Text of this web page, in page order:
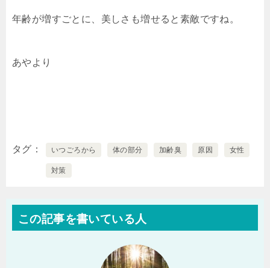
年齢が増すごとに、美しさも増せると素敵ですね。
あやより
タグ いつごろから 体の部分 加齢臭 原因 女性
対策
この記事を書いている人